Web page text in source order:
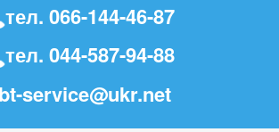
тел. 066-144-46-87
тел. 044-587-94-88
service@ukr.net